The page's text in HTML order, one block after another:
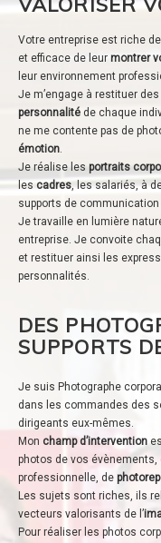
Votre entreprise est riche
et efficace de leur montrer
leur environnement
Je m’engage à restituer
personnalité de chaque
ne me contente pas de
émotion.
Je réalise les portraits
les cadres, les salariés, à
supports de communication
Je travaille en lumière
entreprise. Je convoite
et restituer ainsi les
personnalités.
DES
SUPPORTS
Je suis Photographe
dans les commandes des
dirigeants eux-mêmes.
Mon champ d’intervention
photos de vos évènements,
professionnelle, de
Les sujets sont riches, ils
vecteurs valorisants de l’
Pour réaliser les photos